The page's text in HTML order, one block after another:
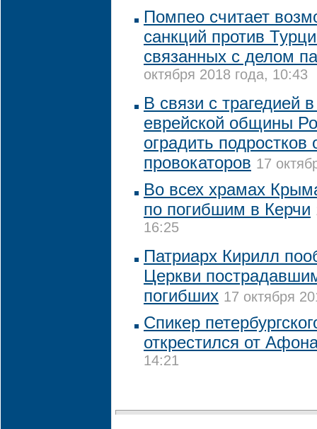
Помпео считает
санкций против
связанных с делом
октября 2018 года, 10:43
В связи с трагедией
еврейской общины
оградить подростков
провокаторов 17
Во всех храмах
по погибшим в Керчи
16:25
Патриарх Кирилл
Церкви
погибших 17 октября
Спикер
открестился от
14:21